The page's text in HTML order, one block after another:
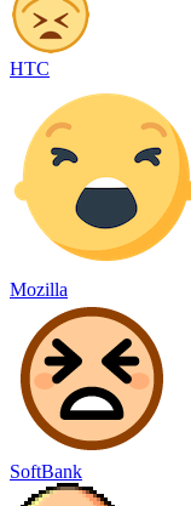
HTC
Mozilla
SoftBank